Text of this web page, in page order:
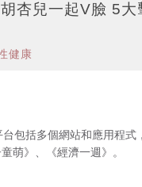
杏兒一起V臉 5大
健康
包括多個網站和應用程式
萌》 、 《經濟一週》 。